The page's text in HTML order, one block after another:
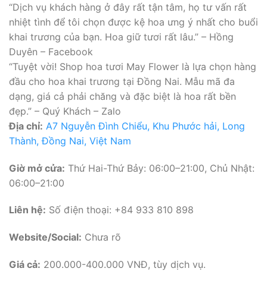
“Dịch vụ khách hàng ở đây rất tận tâm, họ tư vấn rất
nhiệt tình để tôi chọn được kệ hoa ưng ý nhất cho buổi
khai trương của bạn. Hoa giữ tươi rất lâu.” – Hồng
Duyên – Facebook
“Tuyệt vời! Shop hoa tươi May Flower là lựa chọn hàng
đầu cho hoa khai trương tại Đồng Nai. Mẫu mã đa
dạng, giá cả phải chăng và đặc biệt là hoa rất bền
đẹp.” – Quý Khách – Zalo
Địa chỉ: A7 Nguyễn Đình Chiểu, Khu Phước hải, Long
Thành, Đồng Nai, Việt Nam
Giờ mở cửa: Thứ Hai-Thứ Bảy: 06:00–21:00, Chủ Nhật:
06:00–21:00
Liên hệ: Số điện thoại: +84 933 810 898
Website/Social: Chưa rõ
Giá cả: 200.000-400.000 VNĐ, tùy dịch vụ.